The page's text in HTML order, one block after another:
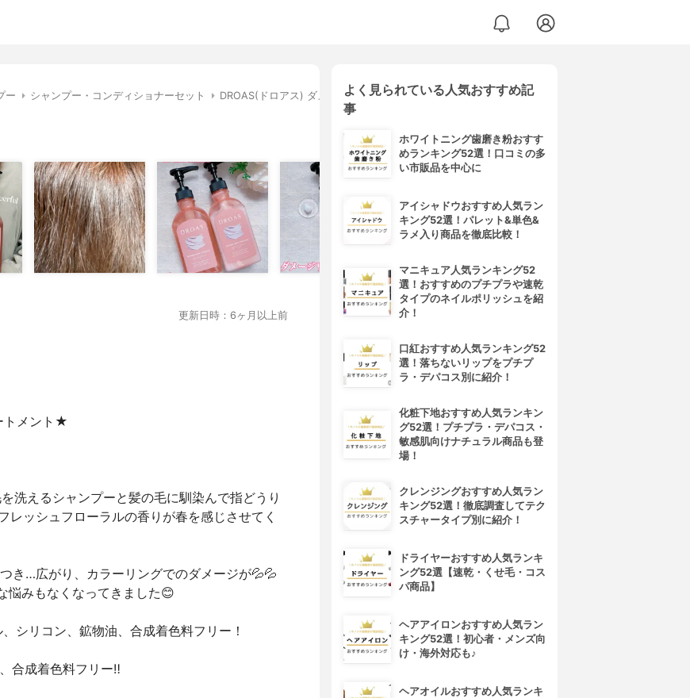
ー シャンプー・コンディショナーセット DROAS(ドロアス) ダメージリペアシャンプー／トリートメント
更新日時：6ヶ月以上前
トメント★
洗えるシャンプーと髪の毛に馴染んで指どうり
レッシュフローラルの香りが春を感じさせてく
き…広がり、カラーリングでのダメージが💦💦
悩みもなくなってきました😊
シリコン、鉱物油、合成着色料フリー！
合成着色料フリー‼️
よく見られている人気おすすめ記
事
ホワイトニング歯磨き粉おすす
めランキング52選！口コミの多
い市販品を中心に
アイシャドウおすすめ人気ラン
キング52選！パレット&単色&
ラメ入り商品を徹底比較！
マニキュア人気ランキング52
選！おすすめのプチプラや速乾
タイプのネイルポリッシュを紹
介！
口紅おすすめ人気ランキング52
選！落ちないリップをプチプ
ラ・デパコス別に紹介！
化粧下地おすすめ人気ランキン
グ52選！プチプラ・デパコス・
敏感肌向けナチュラル商品も登
場！
クレンジングおすすめ人気ラン
キング52選！徹底調査してテク
スチャータイプ別に紹介！
ドライヤーおすすめ人気ランキ
ング52選【速乾・くせ毛・コス
パ商品】
ヘアアイロンおすすめ人気ラン
キング52選！初心者・メンズ向
け・海外対応も♪
ヘアオイルおすすめ人気ランキ